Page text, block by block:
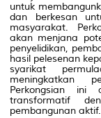
untuk
dan berkesan
masyarakat.
akan menjana
penyelidikan,
hasil pelesenan
syarikat
meningkatkan
Perkongsian ini
transformatif
pembangunan aktif.